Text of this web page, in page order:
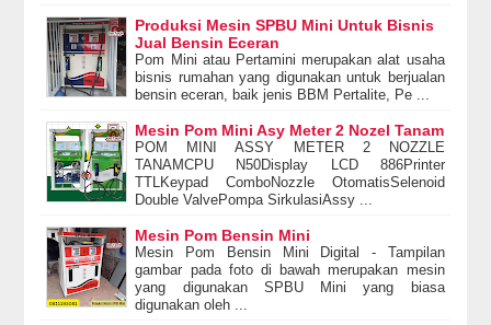
Produksi Mesin SPBU Mini Untuk Bisnis
Jual Bensin Eceran
Pom Mini atau Pertamini merupakan alat usaha
bisnis rumahan yang digunakan untuk berjualan
bensin eceran, baik jenis BBM Pertalite, Pe ...
Mesin Pom Mini Asy Meter 2 Nozel Tanam
POM MINI ASSY METER 2 NOZZLE
TANAMCPU N50Display LCD 886Printer
TTLKeypad ComboNozzle OtomatisSelenoid
Double ValvePompa SirkulasiAssy ...
Mesin Pom Bensin Mini
Mesin Pom Bensin Mini Digital - Tampilan
gambar pada foto di bawah merupakan mesin
yang digunakan SPBU Mini yang biasa
digunakan oleh ...